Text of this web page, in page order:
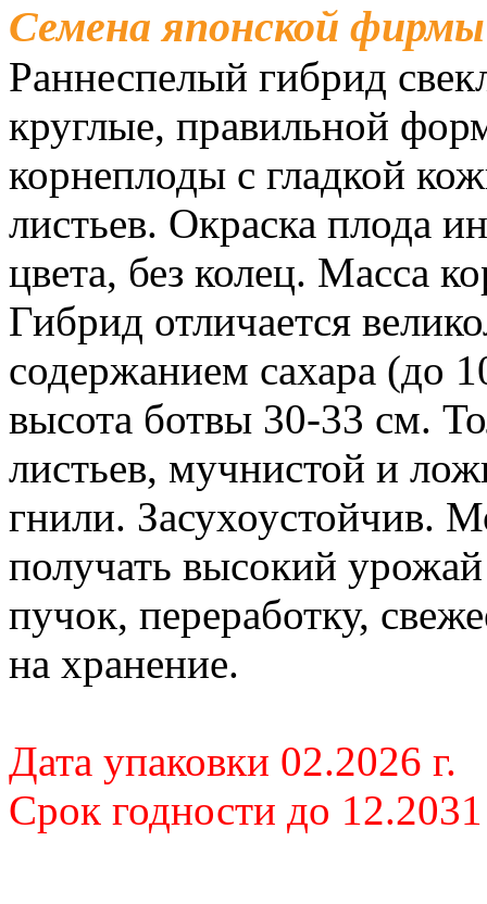
Семена японской
Раннеспелый гибрид
круглые, правильной
корнеплоды с гладкой
листьев. Окраска плода
цвета, без колец. Масса
Гибрид отличается
содержанием сахара (до
высота ботвы 30-33 см.
листьев, мучнистой и
гнили. Засухоустойчив.
получать высокий
пучок, переработку,
на хранение.
Дата упаковки 02.2026 г.
Срок годности до 12.2031